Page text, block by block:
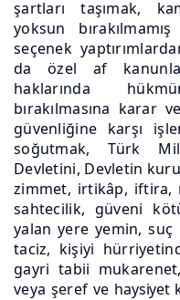
şartları taşımak,
yoksun
seçenek
da özel af
haklarında
bırakılmasına karar
güvenliğine karşı
soğutmak, Türk
Devletini, Devletin
zimmet, irtikâp, iftira,
sahtecilik, güveni
yalan yere yemin, suç
taciz, kişiyi
gayri tabii
veya şeref ve haysiyet